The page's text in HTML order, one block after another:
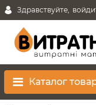
Здравствуйте,
Каталог